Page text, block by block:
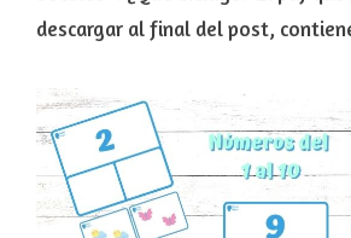
descargar al final del post,